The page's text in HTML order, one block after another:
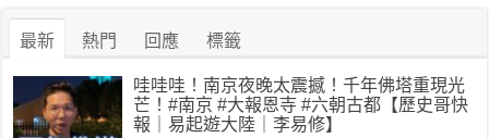
最新 熱門 回應 標籤
哇哇哇！南京夜晚太震撼！千年佛塔重現光
芒！#南京 #大報恩寺 #六朝古都【歷史哥快
報｜易起遊大陸｜李易修】